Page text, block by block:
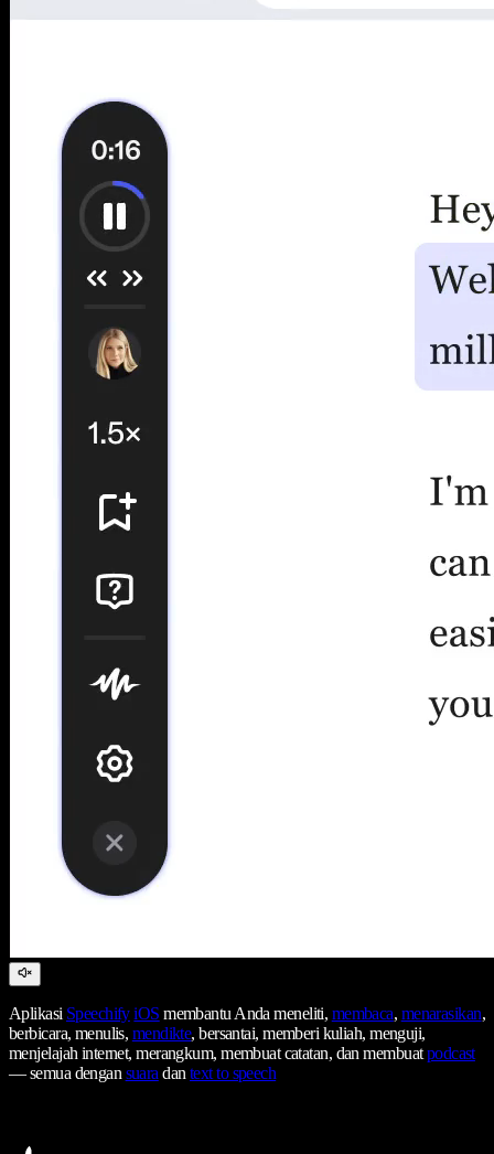
Aplikasi Speechify iOS membantu Anda meneliti, membaca, menarasikan,
berbicara, menulis, mendikte, bersantai, memberi kuliah, menguji,
menjelajah internet, merangkum, membuat catatan, dan membuatpodcast
— semua dengansuaradantext to speech